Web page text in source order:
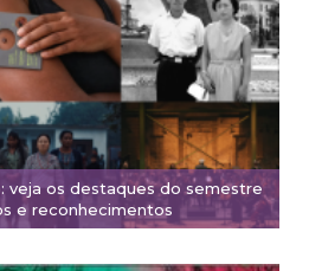
veja os destaques do semestre
e reconhecimentos